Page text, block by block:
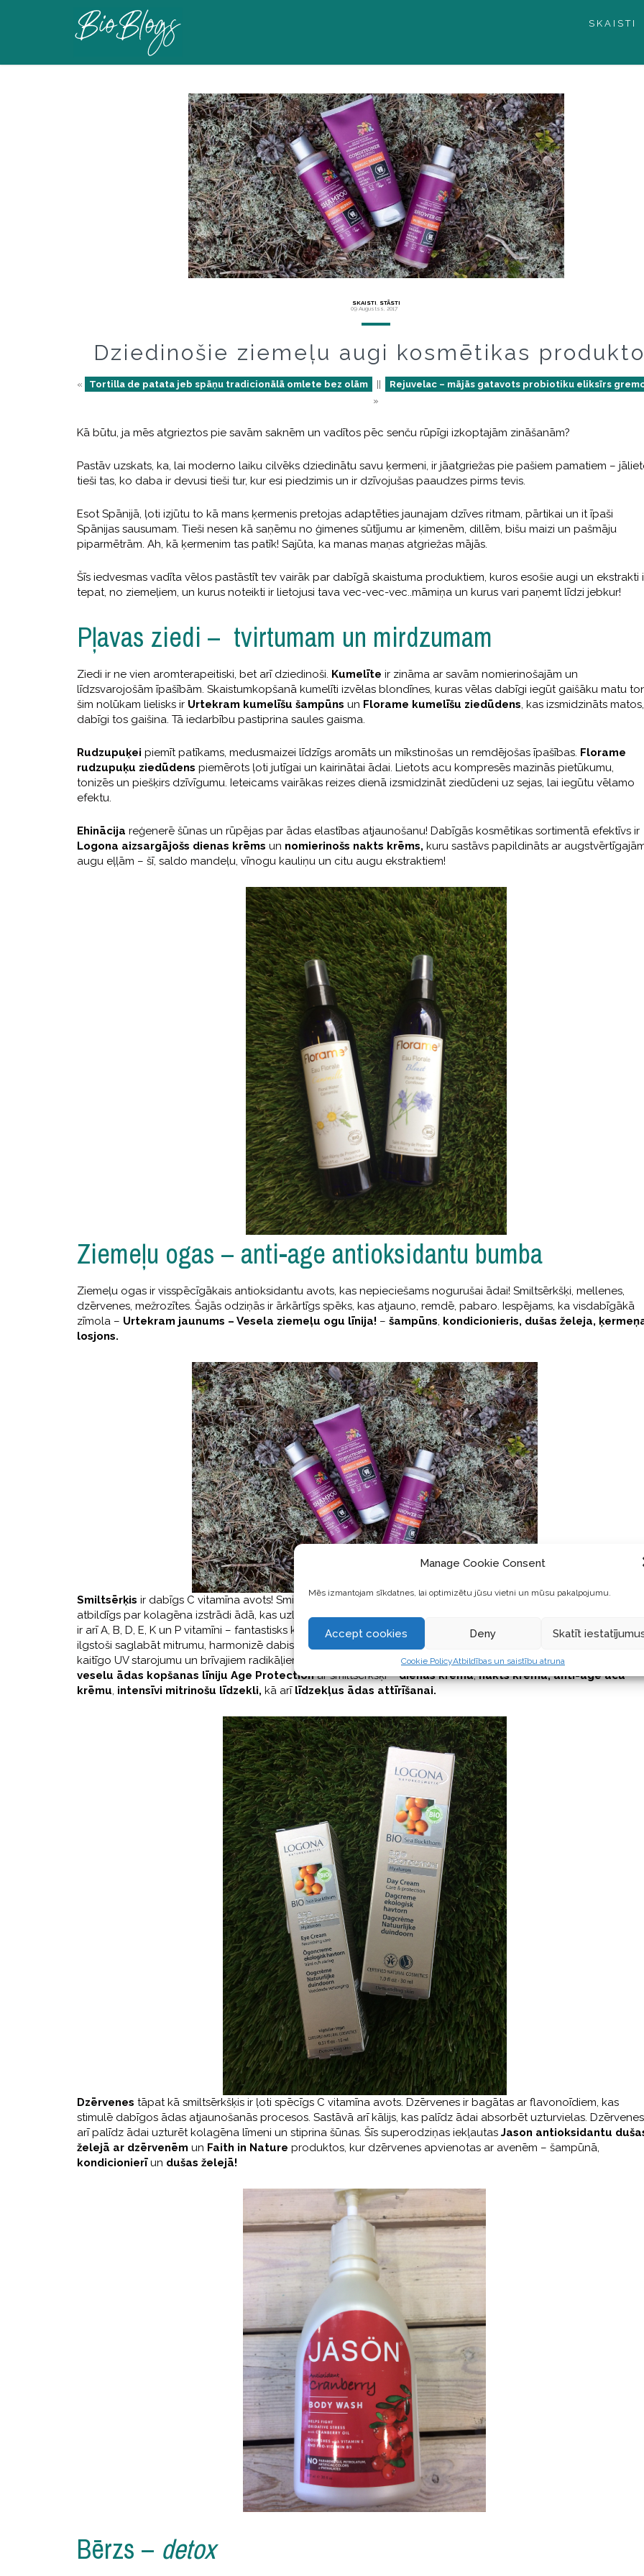
Manage Cookie Consent
Mēs izmantojam sīkdatnes, lai optimizētu jūsu vietni un mūsu pakalpojumu.
Accept cookies Deny Skatīt
Cookie PolicyAtbildības un saistību atruna
SKAISTI
SKAISTI, STĀSTI
09 Augustss, 2017
Dziedinošie ziemeļu augi kosmētikas
« Tortilla de patata jeb spāņu tradicionālā omlete bez olām
Rejuvelac – mājās gatavots probiotiku eliksīrs
»
Kā būtu, ja mēs atgrieztos pie savām saknēm un vadītos pēc senču rūpīgi izkoptajām zināšanām?
Pastāv uzskats, ka, lai moderno laiku cilvēks dziedinātu savu ķermeni, ir jāatgriežas pie pašiem pamatiem –
tieši tas, ko daba ir devusi tieši tur, kur esi piedzimis un ir dzīvojušas paaudzes pirms tevis.
Esot Spānijā, ļoti izjūtu to kā mans ķermenis pretojas adaptēties jaunajam dzīves ritmam, pārtikai un it īpaši
Spānijas sausumam. Tieši nesen kā saņēmu no ģimenes sūtījumu ar ķimenēm, dillēm, bišu maizi un pašmāju
piparmētrām. Ah, kā ķermenim tas patīk! Sajūta, ka manas maņas atgriežas mājās.
Šīs iedvesmas vadīta vēlos pastāstīt tev vairāk par dabīgā skaistuma produktiem, kuros esošie augi un ekstrakti
tepat, no ziemeļiem, un kurus noteikti ir lietojusi tava vec-vec-vec..māmiņa un kurus vari paņemt līdzi jebkur!
Pļavas ziedi – tvirtumam un mirdzumam
Ziedi ir ne vien aromterapeitiski, bet arī dziedinoši. Kumelīte ir zināma ar savām nomierinošajām un
līdzsvarojošām īpašībām. Skaistumkopšanā kumelīti izvēlas blondīnes, kuras vēlas dabīgi iegūt gaišāku matu
šim nolūkam lielisks ir Urtekram kumelīšu šampūns un Florame kumelīšu ziedūdens, kas izsmidzināts matos,
dabīgi tos gaišina. Tā iedarbību pastiprina saules gaisma.
Rudzupuķei piemīt patīkams, medusmaizei līdzīgs aromāts un mīkstinošas un remdējošas īpašības. Florame
rudzupuķu ziedūdens piemērots ļoti jutīgai un kairinātai ādai. Lietots acu kompresēs mazinās pietūkumu,
tonizēs un piešķirs dzīvīgumu. Ieteicams vairākas reizes dienā izsmidzināt ziedūdeni uz sejas, lai iegūtu vēlamo
efektu.
Ehinācija reģenerē šūnas un rūpējas par ādas elastības atjaunošanu! Dabīgās kosmētikas sortimentā efektīvs ir
Logona aizsargājošs dienas krēms un nomierinošs nakts krēms, kuru sastāvs papildināts ar
augu eļļām – šī, saldo mandeļu, vīnogu kauliņu un citu augu ekstraktiem!
Ziemeļu ogas – anti-age antioksidantu bumba
Ziemeļu ogas ir visspēcīgākais antioksidantu avots, kas nepieciešams nogurušai ādai! Smiltsērkšķi, mellenes,
dzērvenes, mežrozītes. Šajās odziņās ir ārkārtīgs spēks, kas atjauno, remdē, pabaro. Iespējams, ka visdabīgākā
zīmola – Urtekram jaunums – Vesela ziemeļu ogu līnija! – šampūns, kondicionieris, dušas želeja,
losjons.
Smiltsērķis ir dabīgs C vitamīna avots! Smiltsērkšķī ir vairāk C vitamīna nekā apelsīnos un citronos! Šis vitamīns
atbildīgs par kolagēna izstrādi ādā, kas uzlabo ādas elastību un atdzīvina ādas toni. Bez C vitamīna
ir arī A, B, D, E, K un P vitamīni – fantastisks komplekts, lai pabarotu nogurušu ādu. Smiltsērkšķi uzlabo ādas
ilgstoši saglabāt mitrumu, harmonizē dabiskos ādas vielmaiņas procesus, stimulē ādas dabisko aizsardzību pret
kaitīgo UV starojumu un brīvajiem radikāļiem, novēršot ādas priekšlaicīgu novecošanos.Logona piedāvā
veselu ādas kopšanas līniju Age Protectionar smiltsērkšķi –dienas krēmu,nakts krēmu, anti-age acu
krēmu, intensīvi mitrinošu līdzekli, kā arīlīdzekļus ādas attīrīšanai.
Dzērvenes tāpat kā smiltsērkšķis ir ļoti spēcīgs C vitamīna avots. Dzērvenes ir bagātas ar flavonoīdiem, kas
stimulē dabīgos ādas atjaunošanās procesos. Sastāvā arī kālijs, kas palīdz ādai absorbēt uzturvielas. Dzērvenes
arī palīdz ādai uzturēt kolagēna līmeni un stiprina šūnas. Šīs superodziņas iekļautas Jason antioksidantu
želejā ar dzērvenēm un Faith in Nature produktos, kur dzērvenes apvienotas ar avenēm – šampūnā,
kondicionierīun dušas želejā!
Bērzs – detox